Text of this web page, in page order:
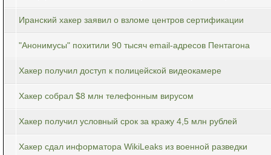
Иранский хакер заявил о взломе центров сертификации
"Анонимусы" похитили 90 тысяч email-адресов Пентагона
Хакер получил доступ к полицейской видеокамере
Хакер собрал $8 млн телефонным вирусом
Хакер получил условный срок за кражу 4,5 млн рублей
Хакер сдал информатора WikiLeaks из военной разведки